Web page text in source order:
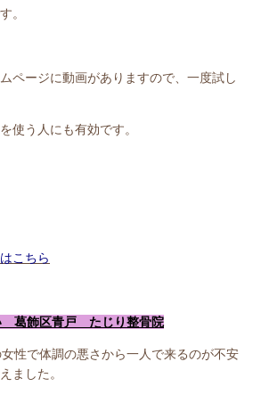
。
ページに動画がありますので、一度試し
使う人にも有効です。
こちら
葛飾区青戸 たじり整骨院
性で体調の悪さから一人で来るのが不安
ました。